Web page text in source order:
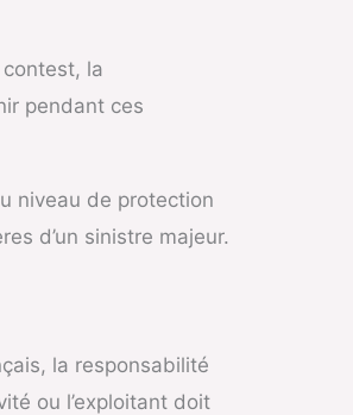
la
pendant ces
niveau de protection
d’un sinistre majeur.
la responsabilité
ou l’exploitant doit